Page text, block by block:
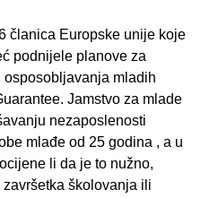
članica Europske unije koje
podnijele planove za
mladih
Jamstvo za mlade
nezaposlenosti
mlađe od 25 godina , a u
li da je to nužno,
školovanja ili